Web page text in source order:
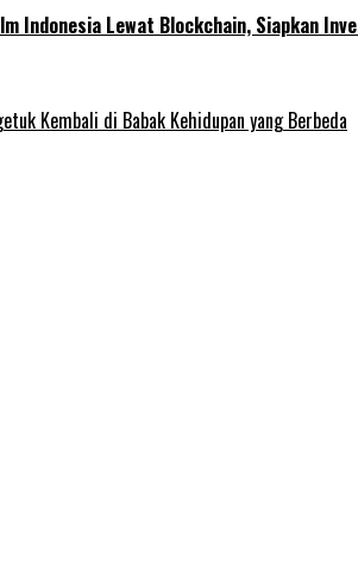
Indonesia Lewat Blockchain, Siapkan
Kembali di Babak Kehidupan yang Berbeda